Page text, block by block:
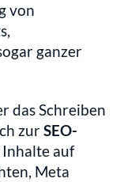
von
ganzer
das Schreiben
zur SEO-
auf
Meta